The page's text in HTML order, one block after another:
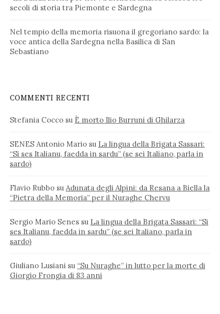
secoli di storia tra Piemonte e Sardegna
Nel tempio della memoria risuona il gregoriano sardo: la
voce antica della Sardegna nella Basilica di San
Sebastiano
COMMENTI RECENTI
Stefania Cocco su È morto Ilio Burruni di Ghilarza
SENES Antonio Mario su La lingua della Brigata Sassari:
“Si ses Italianu, faedda in sardu” (se sei Italiano, parla in
sardo)
Flavio Rubbo su Adunata degli Alpini: da Resana a Biella la
“Pietra della Memoria” per il Nuraghe Chervu
Sergio Mario Senes su La lingua della Brigata Sassari: “Si
ses Italianu, faedda in sardu” (se sei Italiano, parla in
sardo)
Giuliano Lusiani su “Su Nuraghe” in lutto per la morte di
Giorgio Frongia di 83 anni